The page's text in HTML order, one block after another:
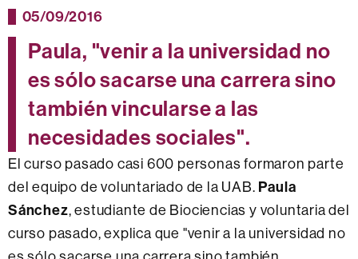
05/09/2016
Paula, "venir a la universidad no
es sólo sacarse una carrera sino
también vincularse a las
necesidades sociales".
El curso pasado casi 600 personas formaron parte
del equipo de voluntariado de la UAB. Paula
Sánchez, estudiante de Biociencias y voluntaria del
curso pasado, explica que "venir a la universidad no